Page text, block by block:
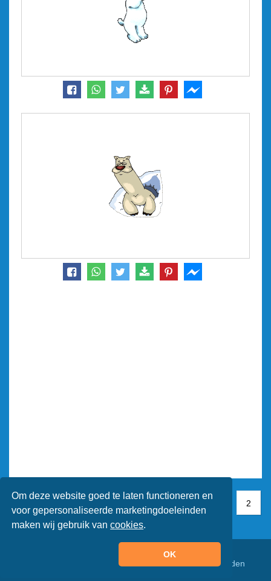
Om deze website goed te laten functioneren en
voor gepersonaliseerde marketingdoeleinden
maken wij gebruik vancookies.
OK
2
© Animaatjes.nl - 2005/2026 - Alle rechten voorbehouden